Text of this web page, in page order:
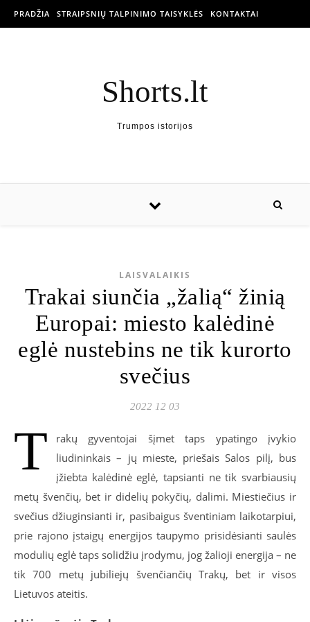
PRADŽIA STRAIPSNIŲ TALPINIMO TAISYKLĖS KONTAKTAI
Shorts.lt
Trumpos istorijos
LAISVALAIKIS
Trakai siunčia „žalią“ žinią
Europai: miesto kalėdinė
eglė nustebins ne tik kurorto
svečius
2022 12 03
T
rakų gyventojai šįmet taps ypatingo įvykio
liudininkais – jų mieste, priešais Salos pilį, bus
įžiebta kalėdinė eglė, tapsianti ne tik svarbiausių
metų švenčių, bet ir didelių pokyčių, dalimi. Miestiečius ir
svečius džiuginsianti ir, pasibaigus šventiniam laikotarpiui,
prie rajono įstaigų energijos taupymo prisidėsianti saulės
modulių eglė taps solidžiu įrodymu, jog žalioji energija – ne
tik 700 metų jubiliejų švenčiančių Trakų, bet ir visos
Lietuvos ateitis.